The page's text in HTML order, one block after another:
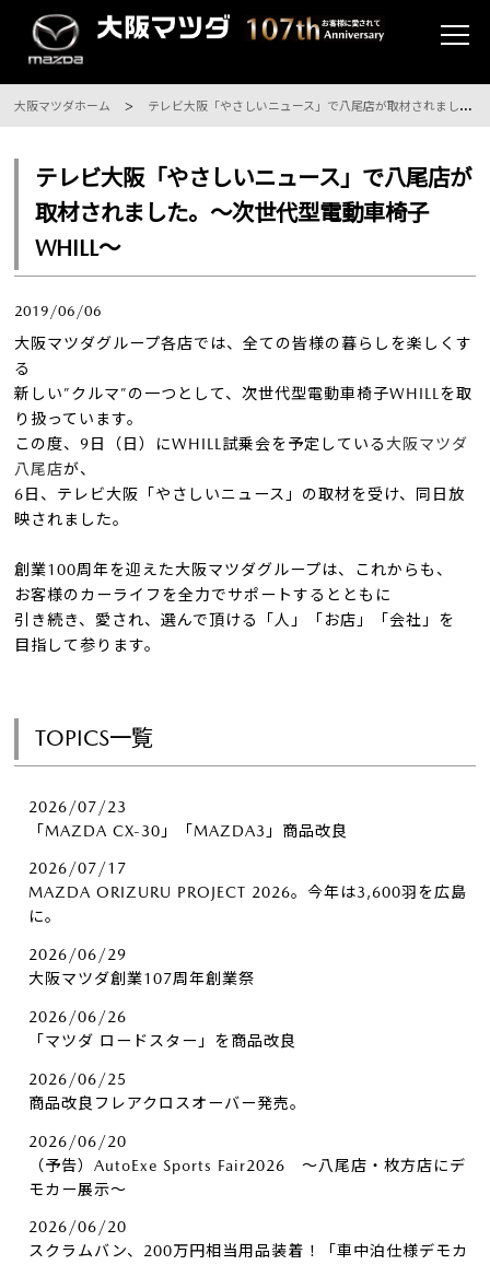
大阪マツダホーム テレビ大阪「やさしいニュース」で八尾店が取材されました。～次世代型電動車椅子WHILL～
テレビ大阪「やさしいニュース」で八尾店が
取材されました。～次世代型電動車椅子
WHILL～
2019/06/06
大阪マツダグループ各店では、全ての皆様の暮らしを楽しくす
る
新しい”クルマ”の一つとして、次世代型電動車椅子WHILLを取
り扱っています。
この度、9日（日）にWHILL試乗会を予定している大阪マツダ
八尾店が、
6日、テレビ大阪「やさしいニュース」の取材を受け、同日放
映されました。
創業100周年を迎えた大阪マツダグループは、これからも、
お客様のカーライフを全力でサポートするとともに
引き続き、愛され、選んで頂ける「人」「お店」「会社」を
目指して参ります。
TOPICS一覧
2026/07/23
「MAZDA CX-30」「MAZDA3」商品改良
2026/07/17
MAZDA ORIZURU PROJECT 2026。今年は3,600羽を広島
に。
2026/06/29
大阪マツダ創業107周年創業祭
2026/06/26
「マツダ ロードスター」を商品改良
2026/06/25
商品改良フレアクロスオーバー発売。
2026/06/20
（予告）AutoExe Sports Fair2026 ～八尾店・枚方店にデ
モカー展示～
2026/06/20
スクラムバン、200万円相当用品装着！「車中泊仕様デモカ